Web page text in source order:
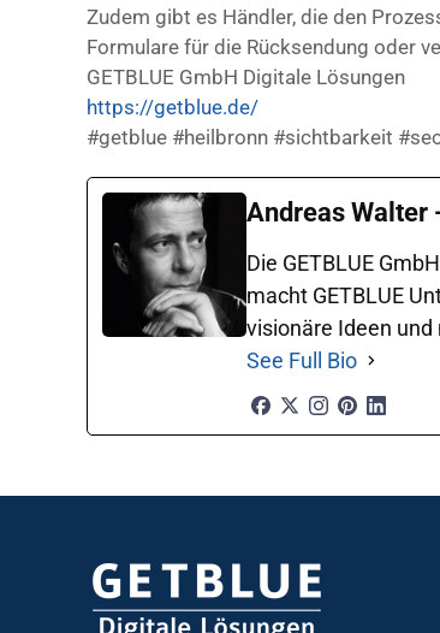
Zudem gibt es Händler, die den
Formulare für die Rücksendung oder
GETBLUE GmbH Digitale Lösungen
https://getblue.de/
#getblue #heilbronn #sichtbarkeit
Andreas Walter
Die GETBLUE
macht GETBLUE
visionäre Ideen
See Full Bio